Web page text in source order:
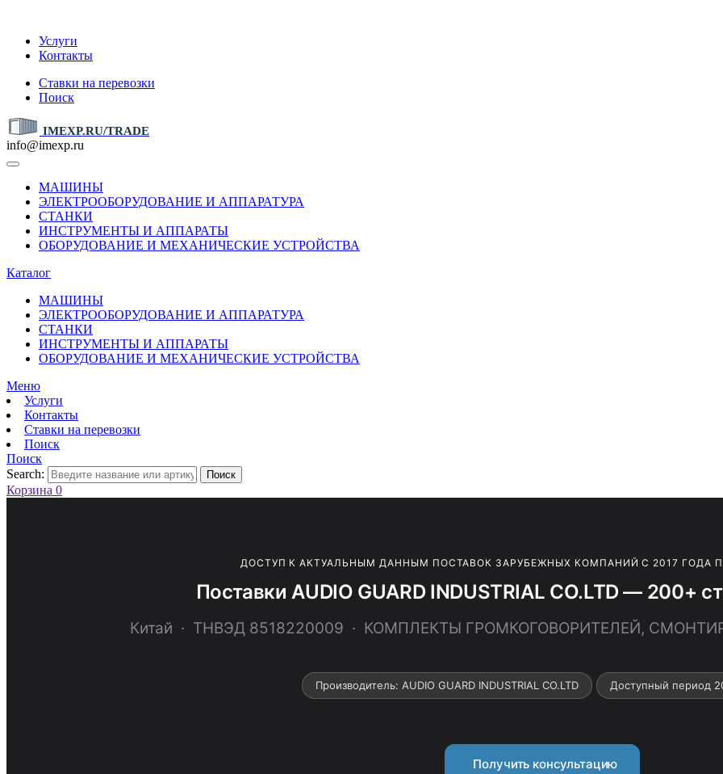
Услуги
Контакты
Ставки на перевозки
Поиск
IMEXP.RU/TRADE
info@imexp.ru
МАШИНЫ
ЭЛЕКТРООБОРУДОВАНИЕ И АППАРАТУРА
СТАНКИ
ИНСТРУМЕНТЫ И АППАРАТЫ
ОБОРУДОВАНИЕ И МЕХАНИЧЕСКИЕ УСТРОЙСТВА
Каталог
МАШИНЫ
ЭЛЕКТРООБОРУДОВАНИЕ И АППАРАТУРА
СТАНКИ
ИНСТРУМЕНТЫ И АППАРАТЫ
ОБОРУДОВАНИЕ И МЕХАНИЧЕСКИЕ УСТРОЙСТВА
Меню
Услуги
Контакты
Ставки на перевозки
Поиск
Поиск
Search:
Поиск
Корзина 0
ДОСТУП К АКТУАЛЬНЫМ ДАННЫМ ПОСТАВОК ЗАРУБЕЖНЫХ КОМПАНИЙ С 2017 ГОДА
Поставки AUDIO GUARD INDUSTRIAL CO.LTD — 200+
Китай · ТНВЭД 8518220009 · КОМПЛЕКТЫ ГРОМКОГОВОРИТЕЛЕЙ,
Производитель: AUDIO GUARD INDUSTRIAL CO.LTD Доступный период
Получить консультацию